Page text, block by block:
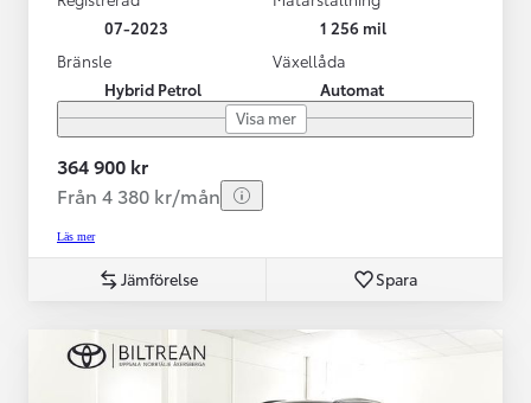
07-2023
1 256 mil
Bränsle
Hybrid Petrol
Växellåda
Automat
Visa mer
364 900 kr
Från 4 380 kr/mån
Läs mer
Jämförelse Spara